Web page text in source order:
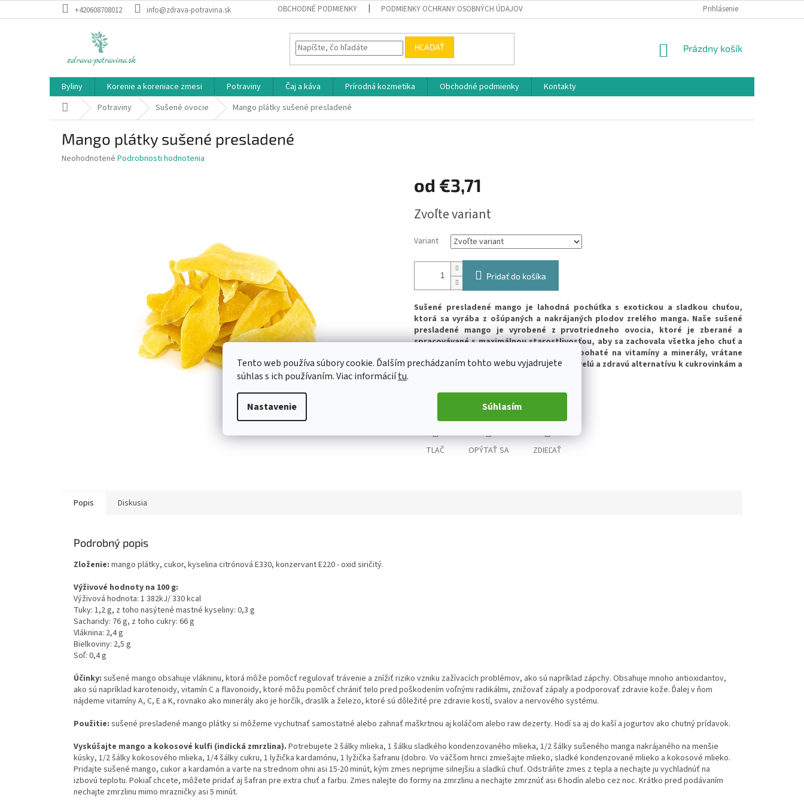
Tento web používa súbory cookie. Ďalším prechádzaním tohto webu vyjadrujete
súhlas s ich používaním. Viac informáciítu.
Nastavenie Súhlasím
na
+420608708012 info@zdrava-potravina.sk OBCHODNÉ PODMIENKY PODMIENKY OCHRANY OSOBNÝCH ÚDAJOV Prihlásenie
HĽADAŤ
NÁKUPNÝ
Prázdny košík
Byliny Korenie a koreniace zmesi Potraviny Čaj a káva Prírodná kozmetika Obchodné podmienky
Kontakty
DomovPotraviny Sušené ovocie Mango plátky sušené presladené
Mango plátky sušené presladené
Priemerné
Neohodnotené Podrobnosti hodnotenia
od €3,71
cena:
Zvoľte variant
Variant
Pridať do košíka
Sušené presladené mango je lahodná pochúťka s exotickou a sladkou chuťou,
ktorá sa vyrába z ošúpaných a nakrájaných plodov zrelého manga. Naše sušené
presladené mango je vyrobené z prvotriedneho ovocia, ktoré je zberané a
spracovávané s maximálnou starostlivosťou, aby sa zachovala všetka jeho chuť a
výživové hodnoty. Mango je prirodzene bohaté na vitamíny a minerály, vrátane
vitamínu A, C a draslíka, čo z neho robí skvelú a zdravú alternatívu k cukrovinkám a
TLAČ OPÝTAŤ SA ZDIEĽAŤ
Popis Diskusia
Podrobný popis
Zloženie: mango plátky, cukor, kyselina citrónová E330, konzervant E220 - oxid siričitý.
Výživové hodnoty na 100 g:
Výživová hodnota: 1 382kJ/ 330 kcal
Tuky: 1,2 g, z toho nasýtené mastné kyseliny: 0,3 g
Sacharidy: 76 g, z toho cukry: 66 g
Vláknina: 2,4 g
Bielkoviny: 2,5 g
Soľ: 0,4 g
Účinky: sušené mango obsahuje vlákninu, ktorá môže pomôcť regulovať trávenie a znížiť riziko vzniku zažívacích problémov, ako sú napríklad zápchy. Obsahuje mnoho antioxidantov,
ako sú napríklad karotenoidy, vitamín C a flavonoidy, ktoré môžu pomôcť chrániť telo pred poškodením voľnými radikálmi, znižovať zápaly a podporovať zdravie kože. Ďalej v ňom
nájdeme vitamíny A, C, E a K, rovnako ako minerály ako je horčík, draslík a železo, ktoré sú dôležité pre zdravie kostí, svalov a nervového systému.
Použitie: sušené presladené mango plátky si môžeme vychutnať samostatné alebo zahnať maškrtnou aj koláčom alebo raw dezerty. Hodí sa aj do kaší a jogurtov ako chutný prídavok.
Vyskúšajte mango a kokosové kulfi (indická zmrzlina). Potrebujete 2 šálky mlieka, 1 šálku sladkého kondenzovaného mlieka, 1/2 šálky sušeného manga nakrájaného na menšie
kúsky, 1/2 šálky kokosového mlieka, 1/4 šálky cukru, 1 lyžička kardamónu, 1 lyžička šafranu (dobro. Vo väčšom hrnci zmiešajte mlieko, sladké kondenzované mlieko a kokosové mlieko.
Pridajte sušené mango, cukor a kardamón a varte na strednom ohni asi 15-20 minút, kým zmes neprijme silnejšiu a sladkú chuť. Odstráňte zmes z tepla a nechajte ju vychladnúť na
izbovú teplotu. Pokiaľ chcete, môžete pridať aj šafran pre extra chuť a farbu. Zmes nalejte do formy na zmrzlinu a nechajte zmrznúť asi 6 hodín alebo cez noc. Krátko pred podávaním
nechajte zmrzlinu mimo mrazničky asi 5 minút.